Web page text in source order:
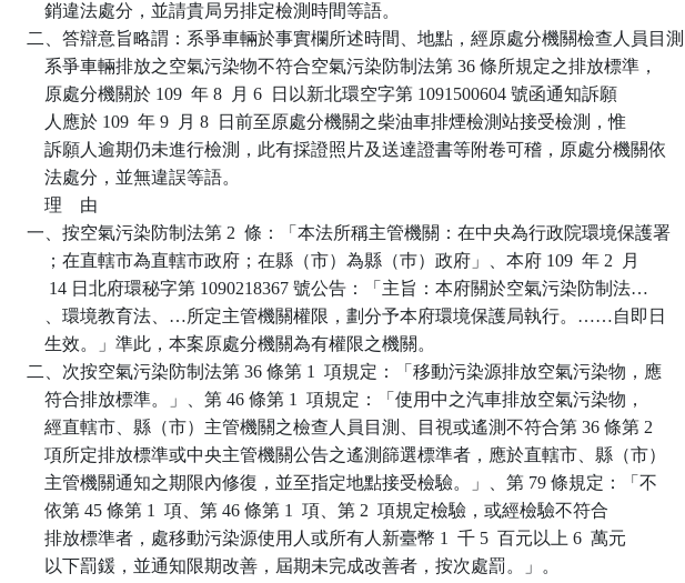
    銷違法處分，並請貴局另排定檢測時間等語。
二、答辯意旨略謂：系爭車輛於事實欄所述時間、地點，經原處分機關檢查人員目測
    系爭車輛排放之空氣污染物不符合空氣污染防制法第 36 條所規定之排放標準，
    原處分機關於 109  年 8  月 6  日以新北環空字第 1091500604 號函通知訴願
    人應於 109  年 9  月 8  日前至原處分機關之柴油車排煙檢測站接受檢測，惟
    訴願人逾期仍未進行檢測，此有採證照片及送達證書等附卷可稽，原處分機關依
    法處分，並無違誤等語。
    理    由
一、按空氣污染防制法第 2  條：「本法所稱主管機關：在中央為行政院環境保護署
    ；在直轄市為直轄市政府；在縣（市）為縣（巿）政府」、本府 109  年 2  月
     14 日北府環秘字第 1090218367 號公告：「主旨：本府關於空氣污染防制法…
    、環境教育法、…所定主管機關權限，劃分予本府環境保護局執行。……自即日
    生效。」準此，本案原處分機關為有權限之機關。
二、次按空氣污染防制法第 36 條第 1  項規定：「移動污染源排放空氣污染物，應
    符合排放標準。」、第 46 條第 1  項規定：「使用中之汽車排放空氣污染物，
    經直轄市、縣（市）主管機關之檢查人員目測、目視或遙測不符合第 36 條第 2
    項所定排放標準或中央主管機關公告之遙測篩選標準者，應於直轄市、縣（市）
    主管機關通知之期限內修復，並至指定地點接受檢驗。」、第 79 條規定：「不
    依第 45 條第 1  項、第 46 條第 1  項、第 2  項規定檢驗，或經檢驗不符合
    排放標準者，處移動污染源使用人或所有人新臺幣 1  千 5  百元以上 6  萬元
    以下罰鍰，並通知限期改善，屆期未完成改善者，按次處罰。」。